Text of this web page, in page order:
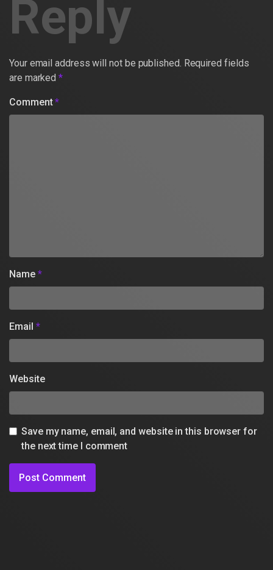
Reply
Your email address will not be published. Required fields
are marked*
Comment*
Name *
Email *
Website
Save my name, email, and website in this browser for
the next time I comment